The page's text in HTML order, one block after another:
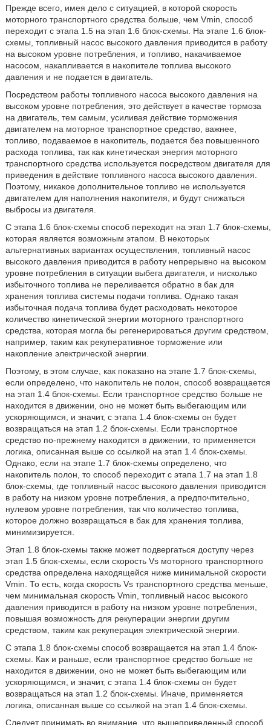
Прежде всего, имея дело с ситуацией, в которой скорость
моторного транспортного средства больше, чем Vmin, способ
переходит с этапа 1.5 на этап 1.6 блок-схемы. На этапе 1.6 блок-
схемы, топливный насос высокого давления приводится в работу
на высоком уровне потребления, и топливо, накачиваемое
насосом, накапливается в накопителе топлива высокого
давления и не подается в двигатель.
Посредством работы топливного насоса высокого давления на
высоком уровне потребления, это действует в качестве тормоза
на двигатель, тем самым, усиливая действие торможения
двигателем на моторное транспортное средство, важнее,
топливо, подаваемое в накопитель, подается без повышенного
расхода топлива, так как кинетическая энергия моторного
транспортного средства используется посредством двигателя для
приведения в действие топливного насоса высокого давления.
Поэтому, никакое дополнительное топливо не используется
двигателем для наполнения накопителя, и будут снижаться
выбросы из двигателя.
С этапа 1.6 блок-схемы способ переходит на этап 1.7 блок-схемы,
которая является возможным этапом. В некоторых
альтернативных вариантах осуществления, топливный насос
высокого давления приводится в работу непрерывно на высоком
уровне потребления в ситуации выбега двигателя, и нисколько
избыточного топлива не переливается обратно в бак для
хранения топлива системы подачи топлива. Однако такая
избыточная подача топлива будет расходовать некоторое
количество кинетической энергии моторного транспортного
средства, которая могла бы регенерироваться другим средством,
например, таким как рекуперативное торможение или
накопление электрической энергии.
Поэтому, в этом случае, как показано на этапе 1.7 блок-схемы,
если определено, что накопитель не полон, способ возвращается
на этап 1.4 блок-схемы. Если транспортное средство больше не
находится в движении, оно не может быть выбегающим или
ускоряющимся, и значит, с этапа 1.4 блок-схемы он будет
возвращаться на этап 1.2 блок-схемы. Если транспортное
средство по-прежнему находится в движении, то применяется
логика, описанная выше со ссылкой на этап 1.4 блок-схемы.
Однако, если на этапе 1.7 блок-схемы определено, что
накопитель полон, то способ переходит с этапа 1.7 на этап 1.8
блок-схемы, где топливный насос высокого давления приводится
в работу на низком уровне потребления, а предпочтительно,
нулевом уровне потребления, так что количество топлива,
которое должно возвращаться в бак для хранения топлива,
минимизируется.
Этап 1.8 блок-схемы также может подвергаться доступу через
этап 1.5 блок-схемы, если скорость Vs моторного транспортного
средства определена находящейся ниже минимальной скорости
Vmin. То есть, когда скорость Vs транспортного средства меньше,
чем минимальная скорость Vmin, топливный насос высокого
давления приводится в работу на низком уровне потребления,
повышая возможность для рекуперации энергии другим
средством, таким как рекуперация электрической энергии.
С этапа 1.8 блок-схемы способ возвращается на этап 1.4 блок-
схемы. Как и раньше, если транспортное средство больше не
находится в движении, оно не может быть выбегающим или
ускоряющимся, и значит, с этапа 1.4 блок-схемы он будет
возвращаться на этап 1.2 блок-схемы. Иначе, применяется
логика, описанная выше со ссылкой на этап 1.4 блок-схемы.
Следует принимать во внимание, что вышеприведенный способ